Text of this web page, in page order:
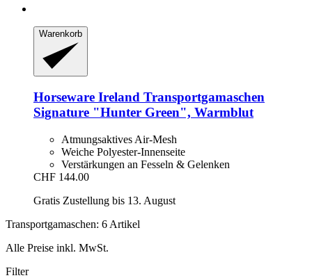
Warenkorb
Horseware Ireland Transportgamaschen
Signature "Hunter Green", Warmblut
Atmungsaktives Air-Mesh
Weiche Polyester-Innenseite
Verstärkungen an Fesseln & Gelenken
CHF 144.00
Gratis Zustellung bis 13. August
Transportgamaschen: 6 Artikel
Alle Preise inkl. MwSt.
Filter